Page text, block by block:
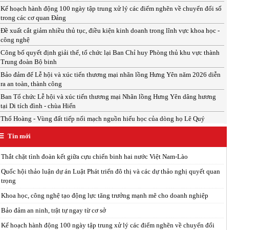
Kế hoạch hành động 100 ngày tập trung xử lý các điểm nghẽn về chuyển đổi số
trong các cơ quan Đảng
Đề xuất cắt giảm nhiều thủ tục, điều kiện kinh doanh trong lĩnh vực khoa học -
công nghệ
Công bố quyết định giải thể, tổ chức lại Ban Chỉ huy Phòng thủ khu vực thành
Trung đoàn Bộ binh
Bảo đảm để Lễ hội và xúc tiến thương mại nhãn lồng Hưng Yên năm 2026 diễn
ra an toàn, thành công
Ban Tổ chức Lễ hội và xúc tiến thương mại Nhãn lồng Hưng Yên dâng hương
tại Di tích đình - chùa Hiến
Thổ Hoàng - Vùng đất tiếp nối mạch nguồn hiếu học của dòng họ Lê Quý
Tin mới
Thắt chặt tình đoàn kết giữa cựu chiến binh hai nước Việt Nam-Lào
Quốc hội thảo luận dự án Luật Phát triển đô thị và các dự thảo nghị quyết quan
trọng
Khoa học, công nghệ tạo động lực tăng trưởng mạnh mẽ cho doanh nghiệp
Bảo đảm an ninh, trật tự ngay từ cơ sở
Kế hoạch hành động 100 ngày tập trung xử lý các điểm nghẽn về chuyển đổi